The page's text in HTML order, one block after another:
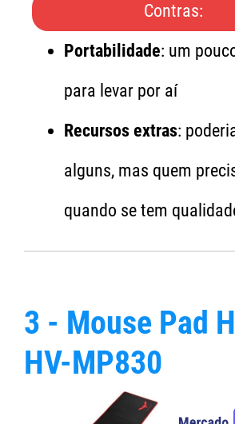
Contras:
Portabilidade: um
para levar por aí
Recursos extras:
alguns, mas quem
quando se tem
3 - Mouse Pad
HV-MP830